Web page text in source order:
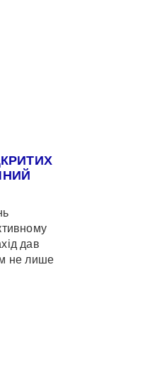
дав
не лише